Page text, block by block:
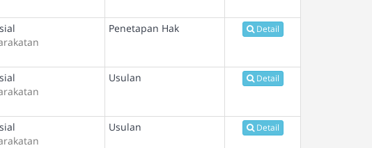
Penetapan Hak Detail
Usulan Detail
Usulan Detail